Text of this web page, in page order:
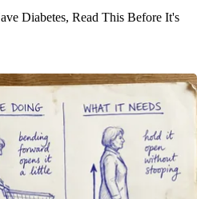
Diabetes, Read This Before It's